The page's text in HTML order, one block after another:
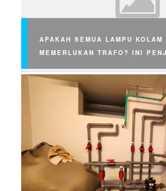
APAKAH SEMUA LAMPU KOLAM
MEMERLUKAN TRAFO? INI